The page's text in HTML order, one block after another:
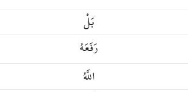
بَلْ
رَفَعَهُ
اللَّهُ